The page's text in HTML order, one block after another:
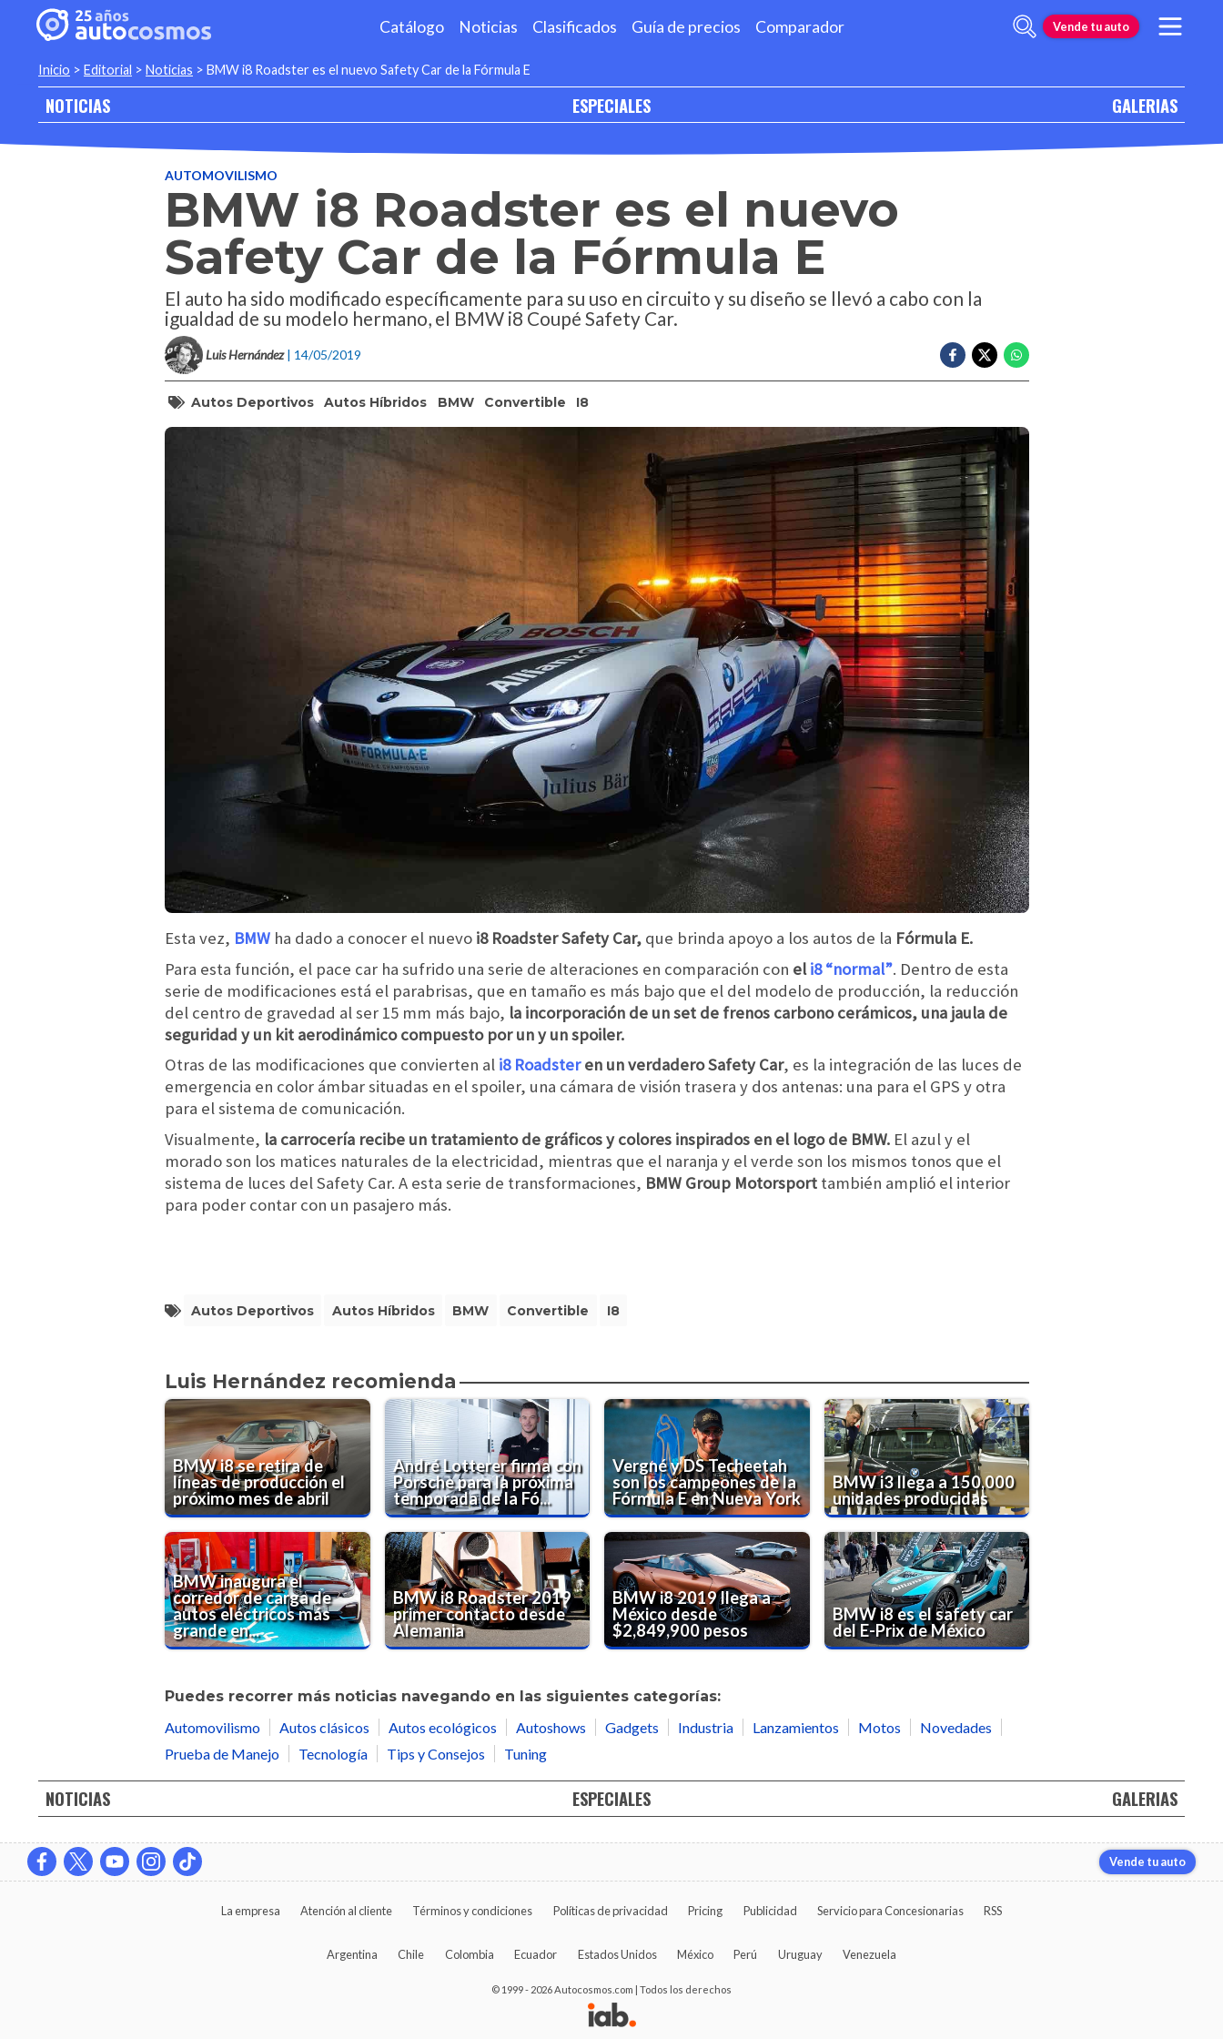
Catálogo Noticias Clasificados Guía de precios Comparador Vende tu auto
Inicio > Editorial > Noticias > BMW i8 Roadster es el nuevo Safety Car de la Fórmula E
NOTICIAS ESPECIALES GALERIAS
AUTOMOVILISMO
BMW i8 Roadster es el nuevo
Safety Car de la Fórmula E
El auto ha sido modificado específicamente para su uso en circuito y su diseño se llevó a cabo con la
igualdad de su modelo hermano, el BMW i8 Coupé Safety Car.
Luis Hernández | 14/05/2019
Autos Deportivos Autos Híbridos BMW Convertible I8
Esta vez, BMW ha dado a conocer el nuevo i8 Roadster Safety Car, que brinda apoyo a los autos de la Fórmula E.
Para esta función, el pace car ha sufrido una serie de alteraciones en comparación con eli8 “normal”. Dentro de esta
serie de modificaciones está el parabrisas, que en tamaño es más bajo que el del modelo de producción, la reducción
del centro de gravedad al ser 15 mm más bajo, la incorporación de un set de frenos carbono cerámicos, una jaula de
seguridad y un kit aerodinámico compuesto por un y un spoiler.
Otras de las modificaciones que convierten al i8 Roadsteren un verdadero Safety Car, es la integración de las luces de
emergencia en color ámbar situadas en el spoiler, una cámara de visión trasera y dos antenas: una para el GPS y otra
para el sistema de comunicación.
Visualmente, la carrocería recibe un tratamiento de gráficos y colores inspirados en el logo de BMW. El azul y el
morado son los matices naturales de la electricidad, mientras que el naranja y el verde son los mismos tonos que el
sistema de luces del Safety Car. A esta serie de transformaciones, BMW Group Motorsport también amplió el interior
para poder contar con un pasajero más.
Autos Deportivos Autos Híbridos BMW Convertible I8
Luis Hernández recomienda
BMW i8 se retira de
líneas de producción el
próximo mes de abril
André Lotterer firma con
Porsche para la próxima
temporada de la Fó...
Vergné y DS Techeetah
son los campeones de la
Fórmula E en Nueva York
BMW i3 llega a 150,000
unidades producidas
BMW inaugura el
corredor de carga de
autos eléctricos más
grande en...
BMW i8 Roadster 2019
primer contacto desde
Alemania
BMW i8 2019 llega a
México desde
$2,849,900 pesos
BMW i8 es el safety car
del E-Prix de México
Puedes recorrer más noticias navegando en las siguientes categorías:
Automovilismo
Autos clásicos Autos ecológicos Autoshows Gadgets Industria Lanzamientos Motos
Novedades
Prueba de Manejo
Tecnología Tips y Consejos Tuning
NOTICIAS ESPECIALES GALERIAS
Vende tu auto
La empresa Atención al cliente Términos y condiciones Políticas de privacidad Pricing Publicidad Servicio para Concesionarias RSS
Argentina Chile Colombia Ecuador Estados Unidos México Perú Uruguay Venezuela
© 1999 - 2026 Autocosmos.com | Todos los derechos